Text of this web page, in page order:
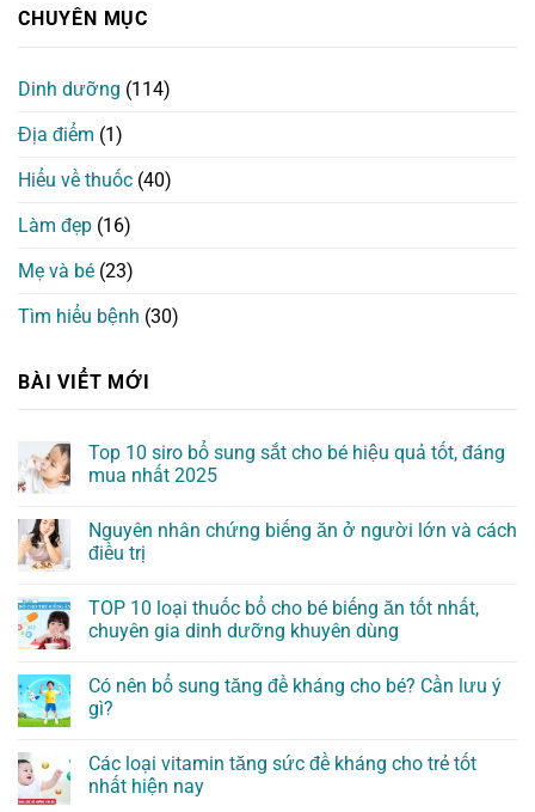
CHUYÊN MỤC
Dinh dưỡng (114)
Địa điểm (1)
Hiểu về thuốc (40)
Làm đẹp (16)
Mẹ và bé (23)
Tìm hiểu bệnh (30)
BÀI VIỂT MỚI
Top 10 siro bổ sung sắt cho bé hiệu quả tốt, đáng
mua nhất 2025
Nguyên nhân chứng biếng ăn ở người lớn và cách
điều trị
TOP 10 loại thuốc bổ cho bé biếng ăn tốt nhất,
chuyên gia dinh dưỡng khuyên dùng
Có nên bổ sung tăng đề kháng cho bé? Cần lưu ý
gì?
Các loại vitamin tăng sức đề kháng cho trẻ tốt
nhất hiện nay